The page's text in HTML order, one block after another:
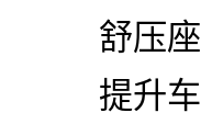
舒压
提升